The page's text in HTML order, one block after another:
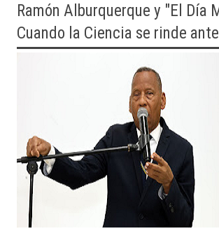
Ramón Alburquerque y "El Día
Cuando la Ciencia se rinde